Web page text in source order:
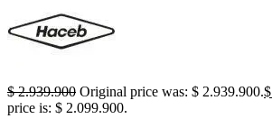
$2.939.900 Original price was: $ 2.939.900.$
price is: $ 2.099.900.